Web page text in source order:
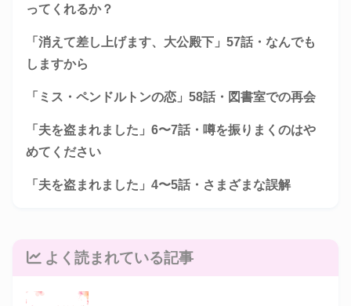
ってくれるか？
「消えて差し上げます、大公殿下」57話・なんでも
しますから
「ミス・ペンドルトンの恋」58話・図書室での再会
「夫を盗まれました」6〜7話・噂を振りまくのはや
めてください
「夫を盗まれました」4〜5話・さまざまな誤解
よく読まれている記事